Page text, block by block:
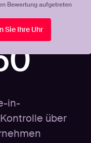
Bewertung aufgetreten
Sie Ihre Uhr
in-
über